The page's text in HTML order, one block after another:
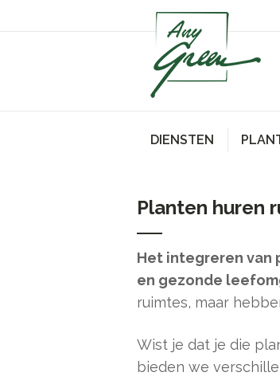
DIENSTEN
Planten huren
Het integreren van
en gezonde
ruimtes, maar
Wist je dat je die
bieden we